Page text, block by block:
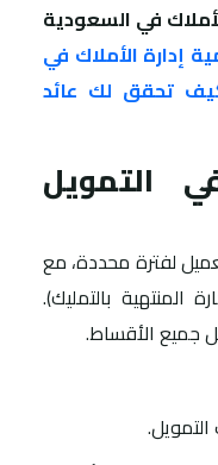
في السعودية
إدارة الأملاك في
تحقق لك عائد
التمويل
لفترة محددة، مع
المنتهية بالتمليك).
جميع الأقساط.